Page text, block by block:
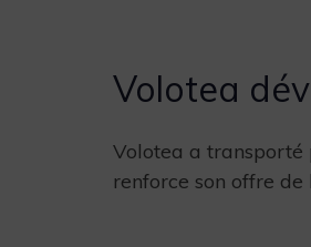
Volotea
Volotea a transporté
renforce son offre